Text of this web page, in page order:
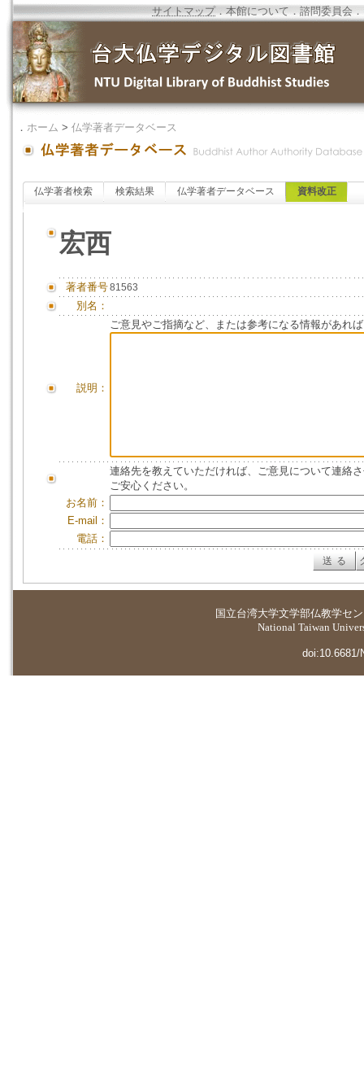
サイトマップ．本館について ．諮問委員会 ．
． ホーム > 仏学著者データベース
仏学著者検索 検索結果 仏学著者データベース 資料改正
宏西
著者番号81563
別名：
説明：
ご意見やご指摘など、または参考になる情報があれ
連絡先を教えていただければ、ご意見について連絡
ご安心ください。
お名前：
E-mail：
電話：
国立台湾大学文学部仏教学セ
National Taiwan
doi:10.6681/